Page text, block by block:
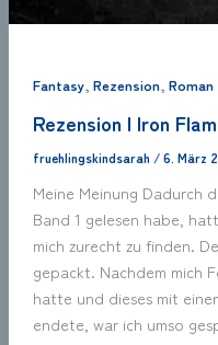
Fantasy, Rezension, Roman
Rezension | Iron
fruehlingskindsarah /6. März
Meine Meinung Dadurch
Band 1 gelesen habe,
mich zurecht zu finden.
gepackt. Nachdem mich
hatte und dieses mit
endete, war ich umso